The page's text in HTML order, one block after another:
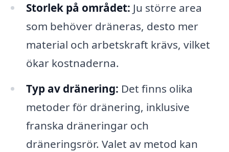
Storlek på området: Ju större area
som behöver dräneras, desto mer
material och arbetskraft krävs, vilket
ökar kostnaderna.
Typ av dränering: Det finns olika
metoder för dränering, inklusive
franska dräneringar och
dräneringsrör. Valet av metod kan